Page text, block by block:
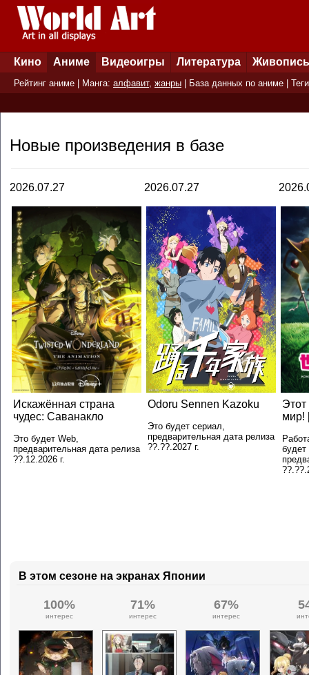
Кино Аниме Видеоигры Литература Живопись
Рейтинг аниме | Манга: алфавит, жанры База данных по аниме Теги
Новые произведения в базе
2026.07.27
Искажённая страна
чудес: Саванакло
Это будет Web,
предварительная дата релиза
??.12.2026 г.
2026.07.27
Odoru Sennen Kazoku
Это будет сериал,
предварительная дата релиза
??.??.2027 г.
мир!
будет
В этом сезоне на экранах Японии
100%
интерес
71%
интерес
67%
интерес